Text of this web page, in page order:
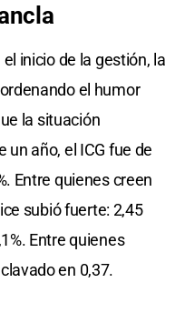
inicio de la gestión, la
el humor
la situación
año, el ICG fue de
Entre quienes creen
subió fuerte: 2,45
Entre quienes
en 0,37.